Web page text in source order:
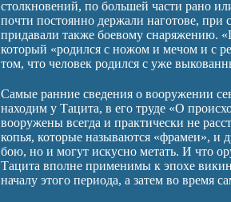
столкновений, по большей части рано
почти постоянно держали наготове, при
придавали также боевому снаряжению.
который «родился с ножом и мечом и с
том, что человек родился с уже
Самые ранние сведения о вооружении
находим у Тацита, в его труде «О
вооружены всегда и практически не
копья, которые называются «фрамеи», и
бою, но и могут искусно метать. И что
Тацита вполне применимы к эпохе
началу этого периода, а затем во время